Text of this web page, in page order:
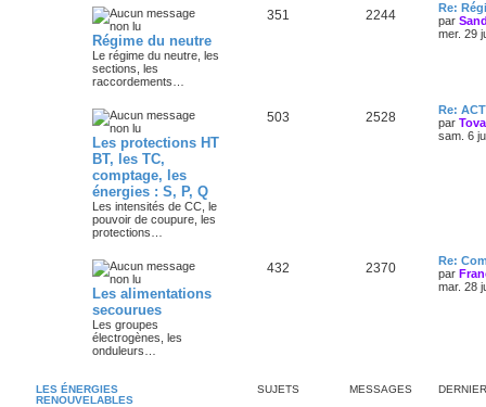
Régime du neutre
Le régime du neutre, les
sections, les
raccordements…
351 2244
Re:
par
mer. 29
Les protections HT
BT, les TC,
comptage, les
énergies : S, P, Q
Les intensités de CC, le
pouvoir de coupure, les
protections…
503 2528
Re:
par
sam. 6
Les alimentations
secourues
Les groupes
électrogènes, les
onduleurs…
432 2370
Re:
par
mar. 28
LES ÉNERGIES
RENOUVELABLES
SUJETS MESSAGES